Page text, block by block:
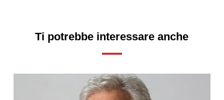
Ti potrebbe interessare anche